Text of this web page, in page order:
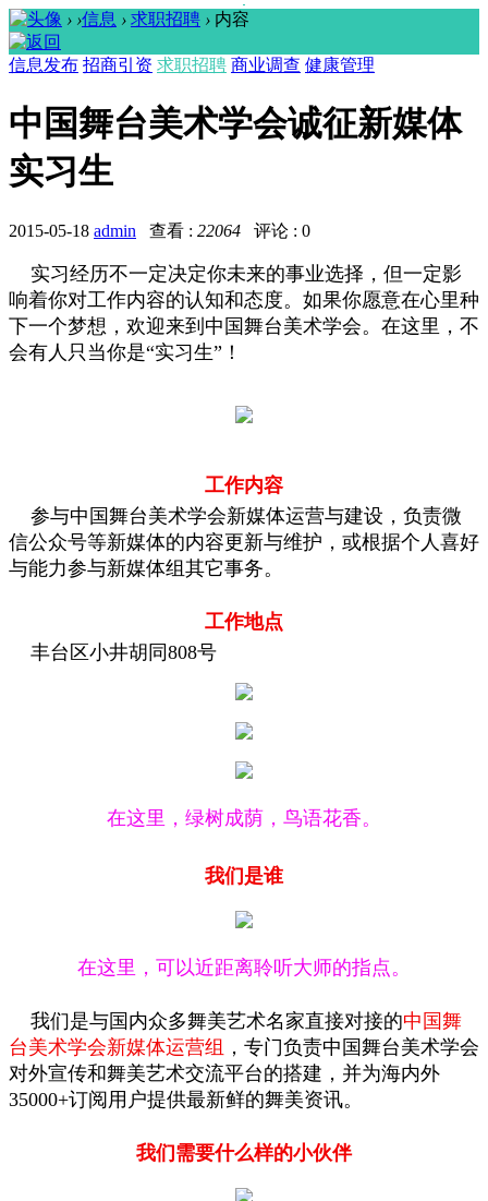
› ›信息 › 求职招聘 › 内容
信息发布 招商引资 求职招聘 商业调查 健康管理
中国舞台美术学会诚征新媒体
实习生
2015-05-18 admin 查看 : 22064 评论 : 0
实习经历不一定决定你未来的事业选择，但一定影
响着你对工作内容的认知和态度。如果你愿意在心里种
下一个梦想，欢迎来到中国舞台美术学会。在这里，不
会有人只当你是“实习生”！
工作内容
参与中国舞台美术学会新媒体运营与建设，负责微
信公众号等新媒体的内容更新与维护，或根据个人喜好
与能力参与新媒体组其它事务。
工作地点
丰台区小井胡同808号
在这里，绿树成荫，鸟语花香。
我们是谁
在这里，可以近距离聆听大师的指点。
我们是与国内众多舞美艺术名家直接对接的中国舞
台美术学会新媒体运营组 ，专门负责中国舞台美术学会
对外宣传和舞美艺术交流平台的搭建，并为海内外
35000+订阅用户提供最新鲜的舞美资讯。
我们需要什么样的小伙伴